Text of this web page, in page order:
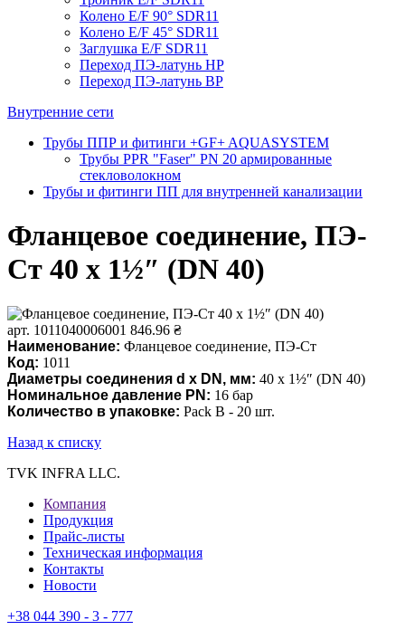
Колено E/F 90° SDR11
Колено E/F 45° SDR11
Заглушка E/F SDR11
Переход ПЭ-латунь НР
Переход ПЭ-латунь ВР
Внутренние сети
Трубы ППР и фитинги +GF+ AQUASYSTEM
Трубы PPR "Faser" PN 20 армированные
стекловолокном
Трубы и фитинги ПП для внутренней канализации
Фланцевое соединение, ПЭ-
Ст 40 х 1½″ (DN 40)
арт. 1011040006001 846.96 ₴
Наименование: Фланцевое соединение, ПЭ-Ст
Код: 1011
Диаметры соединения d x DN, мм: 40 х 1½″ (DN 40)
Номинальное давление PN : 16 бар
Количество в упаковке: Pack В - 20 шт.
Назад к списку
TVK INFRA LLC.
Компания
Продукция
Прайс-листы
Техническая информация
Контакты
Новости
+38 044 390 - 3 - 777